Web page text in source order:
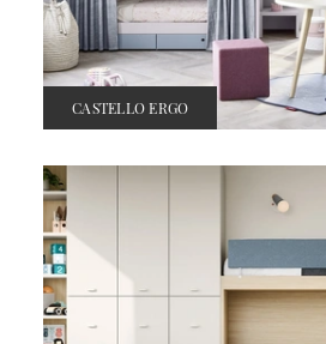
CASTELLO ERGO